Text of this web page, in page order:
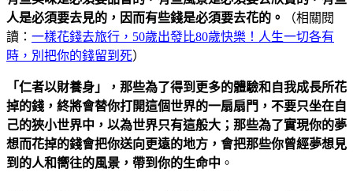
人是必須要去見的，因而有些錢是必須要去花的。
（相關閱
讀： 一樣花錢去旅行，50歲出發比80歲快樂！人生一切各有
時，別把你的錢留到死）
「仁者以財養身」，那些為了得到更多的體驗和自我成長所花
掉的錢，終將會替你打開這個世界的一扇扇門，不要只坐在自
己的狹小世界中，以為世界只有這般大；那些為了實現你的夢
想而花掉的錢會把你送向更遠的地方，會把那些你曾經夢想見
到的人和嚮往的風景，帶到你的生命中 。